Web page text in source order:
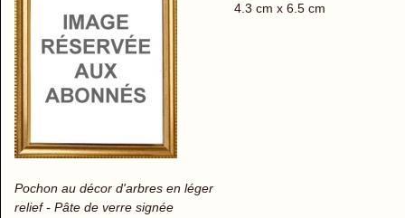
Pochon au décor d'arbres en léger
relief - Pâte de verre signée
4.3 cm x 6.5 cm